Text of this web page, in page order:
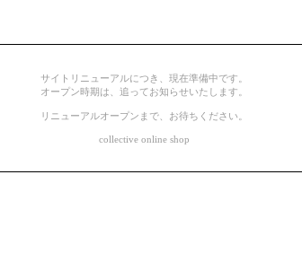
サイトリニューアルにつき、現在準備中です。
オープン時期は、追ってお知らせいたします。
リニューアルオープンまで、お待ちください。
collective online shop